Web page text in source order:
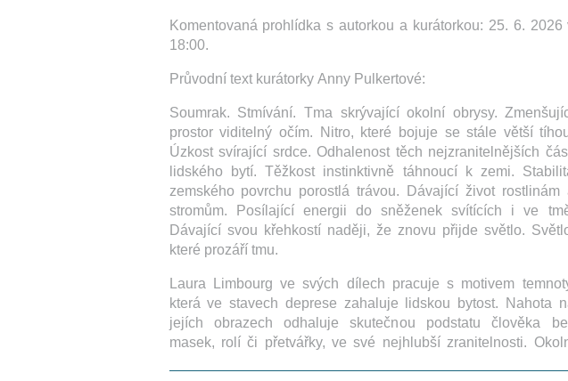
Komentovaná prohlídka s autorkou a kurátorkou: 25. 6. 2026
18:00.
Průvodní text kurátorky Anny Pulkertové:
Soumrak. Stmívání. Tma skrývající okolní obrysy.
prostor viditelný očím. Nitro, které bojuje se stále větší
Úzkost svírající srdce. Odhalenost těch nejzranitelnějších
lidského bytí. Těžkost instinktivně táhnoucí k zemi.
zemského povrchu porostlá trávou. Dávající život rostlinám
stromům. Posílající energii do sněženek svítících i ve
Dávající svou křehkostí naději, že znovu přijde světlo.
které prozáří tmu.
Laura Limbourg ve svých dílech pracuje s motivem
která ve stavech deprese zahaluje lidskou bytost. Nahota
jejích obrazech odhaluje skutečnou podstatu člověka
masek, rolí či přetvářky, ve své nejhlubší zranitelnosti.